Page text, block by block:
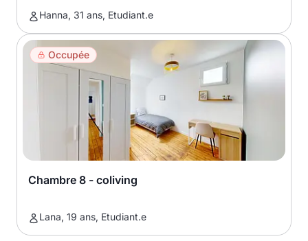
Hanna, 31 ans, Etudiant.e
Occupée
Chambre 8 - coliving
Lana, 19 ans, Etudiant.e